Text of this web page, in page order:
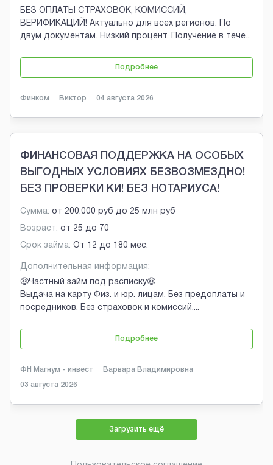
БЕЗ ОПЛАТЫ СТРАХОВОК, КОМИССИЙ,
ВЕРИФИКАЦИЙ! Актуально для всех регионов. По
двум документам. Низкий процент. Получение в тече...
Подробнее
Финком Виктор 04 августа 2026
ФИНАНСОВАЯ ПОДДЕРЖКА НА ОСОБЫХ
ВЫГОДНЫХ УСЛОВИЯХ БЕЗВОЗМЕЗДНО!
БЕЗ ПРОВЕРКИ КИ! БЕЗ НОТАРИУСА!
Сумма: от 200.000 руб до 25 млн руб
Возраст: от 25 до 70
Срок займа: От 12 до 180 мес.
Дополнительная информация:
🤑Частный займ под расписку🤑
Выдача на карту Физ. и юр. лицам. Без предоплаты и
посредников. Без страховок и комиссий....
Подробнее
ФН Магнум - инвест Варвара Владимировна
03 августа 2026
Загрузить ещё